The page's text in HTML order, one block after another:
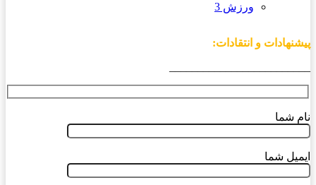
ورزش 3
پیشنهادات و انتقادات:
نام شما
ایمیل شما